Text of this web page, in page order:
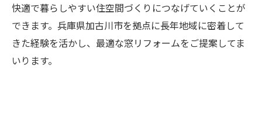
快適で暮らしやすい住空間づくりにつなげていくことが
できます。兵庫県加古川市を拠点に長年地域に密着して
きた経験を活かし、最適な窓リフォームをご提案してま
いります。